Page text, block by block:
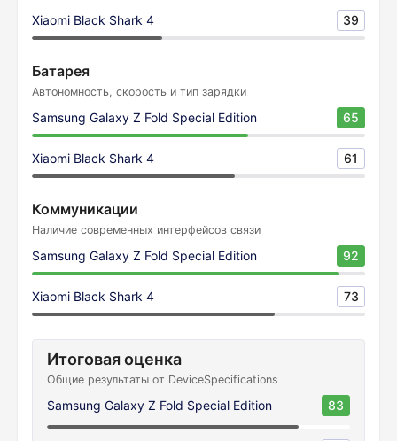
Xiaomi Black Shark 4 39
Батарея
Автономность, скорость и тип зарядки
Samsung Galaxy Z Fold Special Edition 65
Xiaomi Black Shark 4 61
Коммуникации
Наличие современных интерфейсов связи
Samsung Galaxy Z Fold Special Edition 92
Xiaomi Black Shark 4 73
Итоговая оценка
Общие результаты от DeviceSpecifications
Samsung Galaxy Z Fold Special Edition 83